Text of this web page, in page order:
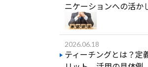
ニケーションへの活か
2026.06.18
ティーチングとは？定